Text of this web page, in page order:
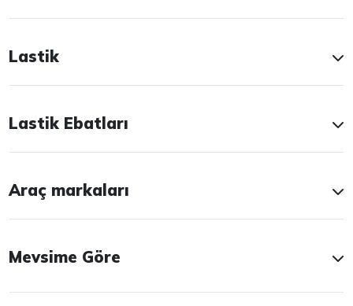
Lastik
Lastik Ebatları
Araç markaları
Mevsime Göre